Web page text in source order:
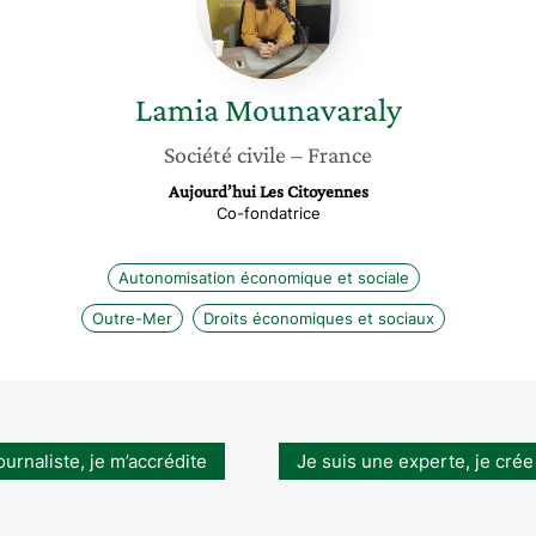
Lamia Mounavaraly
Société civile – France
Aujourd’hui Les Citoyennes
Co-fondatrice
Autonomisation économique et sociale
Outre-Mer Droits économiques et sociaux
je m’accrédite Je suis une experte, je